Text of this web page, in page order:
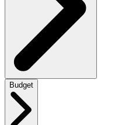
Budget